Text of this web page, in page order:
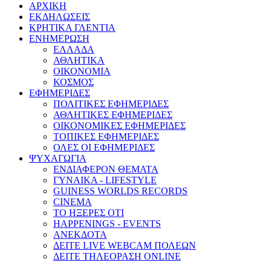
ΑΡΧΙΚΗ
ΕΚΔΗΛΩΣΕΙΣ
ΚΡΗΤΙΚΑ ΓΛΕΝΤΙΑ
ΕΝΗΜΕΡΩΣΗ
ΕΛΛΑΔΑ
ΑΘΛΗΤΙΚΑ
ΟΙΚΟΝΟΜΙΑ
ΚΟΣΜΟΣ
ΕΦΗΜΕΡΙΔΕΣ
ΠΟΛΙΤΙΚΕΣ ΕΦΗΜΕΡΙΔΕΣ
ΑΘΛΗΤΙΚΕΣ ΕΦΗΜΕΡΙΔΕΣ
ΟΙΚΟΝΟΜΙΚΕΣ ΕΦΗΜΕΡΙΔΕΣ
ΤΟΠΙΚΕΣ ΕΦΗΜΕΡΙΔΕΣ
ΟΛΕΣ ΟΙ ΕΦΗΜΕΡΙΔΕΣ
ΨΥΧΑΓΩΓΙΑ
ΕΝΔΙΑΦΕΡΟΝ ΘΕΜΑΤΑ
ΓΥΝΑΙΚΑ - LIFESTYLE
GUINESS WORLDS RECORDS
CINEMA
ΤΟ ΗΞΕΡΕΣ ΟΤΙ
HAPPENINGS - EVENTS
ΑΝΕΚΔΟΤΑ
ΔΕΙΤΕ LIVE WEBCAM ΠΟΛΕΩΝ
ΔΕΙΤΕ ΤΗΛΕΟΡΑΣΗ ONLINE